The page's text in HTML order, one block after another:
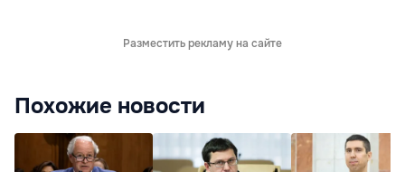
Разместить рекламу на сайте
Похожие новости